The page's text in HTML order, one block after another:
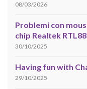
08/03/2026
Problemi con
chip Realtek
30/10/2025
Having fun with
29/10/2025